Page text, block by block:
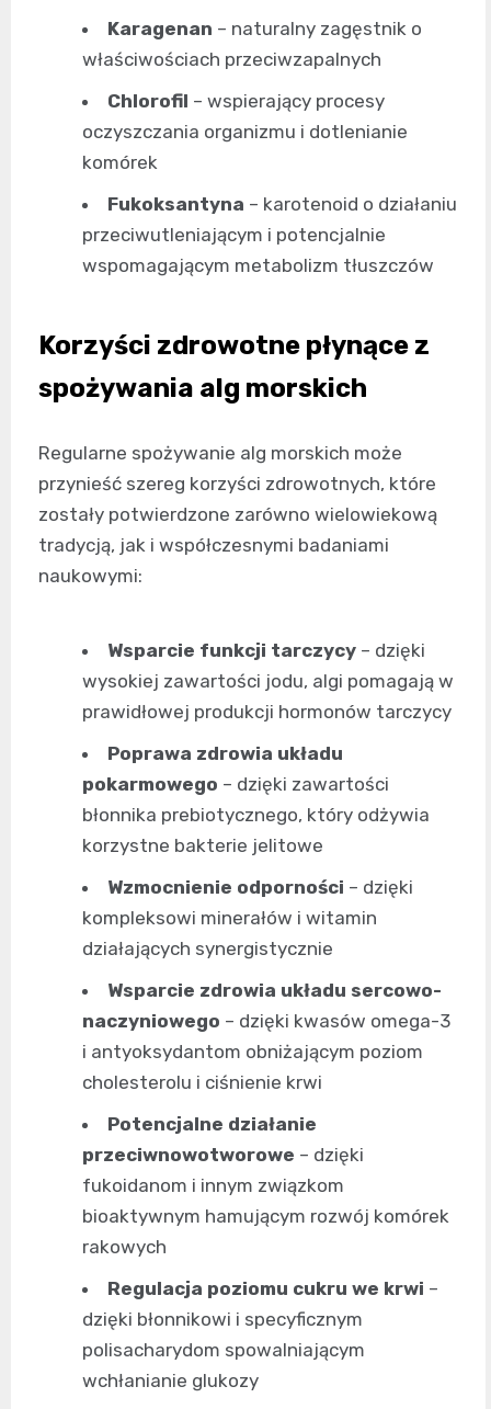
Karagenan – naturalny zagęstnik o
właściwościach przeciwzapalnych
Chlorofil – wspierający procesy
oczyszczania organizmu i dotlenianie
komórek
Fukoksantyna – karotenoid o działaniu
przeciwutleniającym i potencjalnie
wspomagającym metabolizm tłuszczów
Korzyści zdrowotne płynące z
spożywania alg morskich
Regularne spożywanie alg morskich może
przynieść szereg korzyści zdrowotnych, które
zostały potwierdzone zarówno wielowiekową
tradycją, jak i współczesnymi badaniami
naukowymi:
Wsparcie funkcji tarczycy – dzięki
wysokiej zawartości jodu, algi pomagają w
prawidłowej produkcji hormonów tarczycy
Poprawa zdrowia układu
pokarmowego – dzięki zawartości
błonnika prebiotycznego, który odżywia
korzystne bakterie jelitowe
Wzmocnienie odporności – dzięki
kompleksowi minerałów i witamin
działających synergistycznie
Wsparcie zdrowia układu sercowo-
naczyniowego – dzięki kwasów omega-3
i antyoksydantom obniżającym poziom
cholesterolu i ciśnienie krwi
Potencjalne działanie
przeciwnowotworowe – dzięki
fukoidanom i innym związkom
bioaktywnym hamującym rozwój komórek
rakowych
Regulacja poziomu cukru we krwi –
dzięki błonnikowi i specyficznym
polisacharydom spowalniającym
wchłanianie glukozy